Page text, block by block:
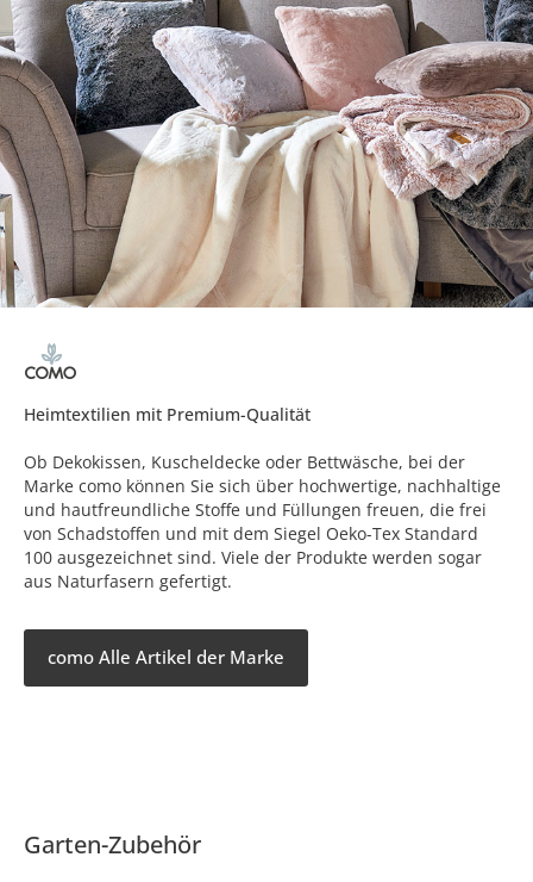
Heimtextilien mit Premium-Qualität
Ob Dekokissen, Kuscheldecke oder Bettwäsche, bei der
Marke como können Sie sich über hochwertige, nachhaltige
und hautfreundliche Stoffe und Füllungen freuen, die frei
von Schadstoffen und mit dem Siegel Oeko-Tex Standard
100 ausgezeichnet sind. Viele der Produkte werden sogar
aus Naturfasern gefertigt.
como Alle Artikel der Marke
Garten-Zubehör